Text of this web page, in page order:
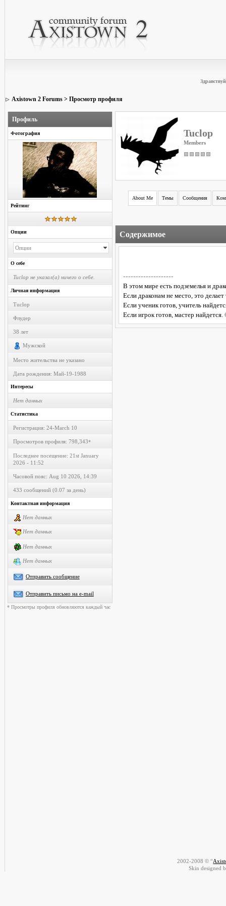
Axistown 2 Forums> Просмотр профиля
Профиль
Фотография
Рейтинг
Опции
Опции
О себе
Tuclop не указал(а) ничего о себе.
Личная информация
Tuclop
Флудер
38 лет
Мужской
Место жительства не указано
Дата рождения: Май-19-1988
Интересы
Нет данных
Статистика
Регистрация: 24-March 10
Просмотров профиля: 798,343*
Последнее посещение: 21st January
2026 - 11:52
Часовой пояс: Aug 10 2026, 14:39
433 сообщений (0.07 за день)
Контактная информация
Нет данных
Нет данных
Нет данных
Нет данных
Отправить сообщение
Отправить письмо на e-mail
* Просмотры профиля обновляются каждый час
Tuclop
Members
About Me Темы Сообщения
Содержимое
--------------------
В этом мире есть подземелья и
Если драконам не место, это
Если ученик готов, учитель
Если игрок готов, мастер
2002-2008 © “
Skin designed